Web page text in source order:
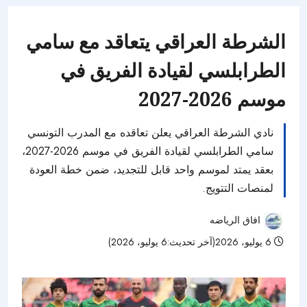
الشرطة العراقي يتعاقد مع سامي
الطرابلسي لقيادة الفريق في
موسم 2026-2027
نادي الشرطة العراقي يعلن تعاقده مع المدرب التونسي
سامي الطرابلسي لقيادة الفريق في موسم 2026-2027،
بعقد يمتد لموسم واحد قابل للتجديد، ضمن خطة العودة
لمنصات التتويج.
افاق الرياضه